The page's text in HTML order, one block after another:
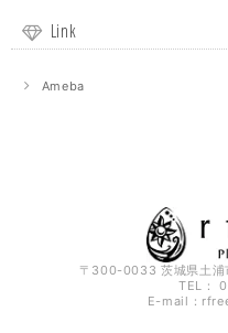
Link
Ameba
〒300-0033 茨城県土浦
TEL：
E-mail：